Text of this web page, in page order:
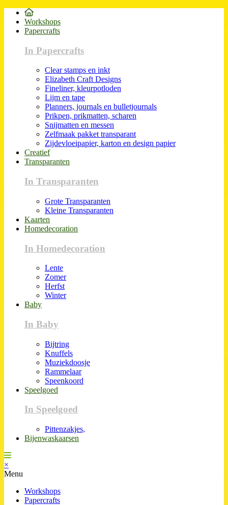
Workshops
Papercrafts
In Papercrafts
Clear stamps en inkt
Elizabeth Craft Designs
Fineliner, kleurpotloden
Lijm en tape
Planners, journals en bulletjournals
Prikpen, prikmatten, scharen
Snijmatten en messen
Zelfmaak pakket transparant
Zijdevloeipapier, karton en design papier
Creatief
Transparanten
In Transparanten
Grote Transparanten
Kleine Transparanten
Kaarten
Homedecoration
In Homedecoration
Lente
Zomer
Herfst
Winter
Baby
In Baby
Bijtring
Knuffels
Muziekdoosje
Rammelaar
Speenkoord
Speelgoed
In Speelgoed
Pittenzakjes,
Bijenwaskaarsen
×
Menu
Workshops
Papercrafts